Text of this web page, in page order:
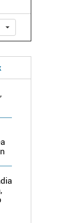
cookie-
hori
Gehiago